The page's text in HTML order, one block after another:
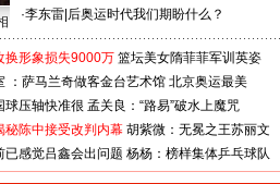
·李东雷 后奥运时代我们期盼什么？
换形象损失9000万 篮坛美女隋菲菲军训英姿
：萨马兰奇做客金台艺术馆 北京奥运最美
球压轴快准很 孟关良：“路易”破水上魔咒
秘陈中接受改判内幕 胡紫微：无冕之王苏丽文
已感觉吕鑫会出问题 杨杨：榜样集体乒乓球队